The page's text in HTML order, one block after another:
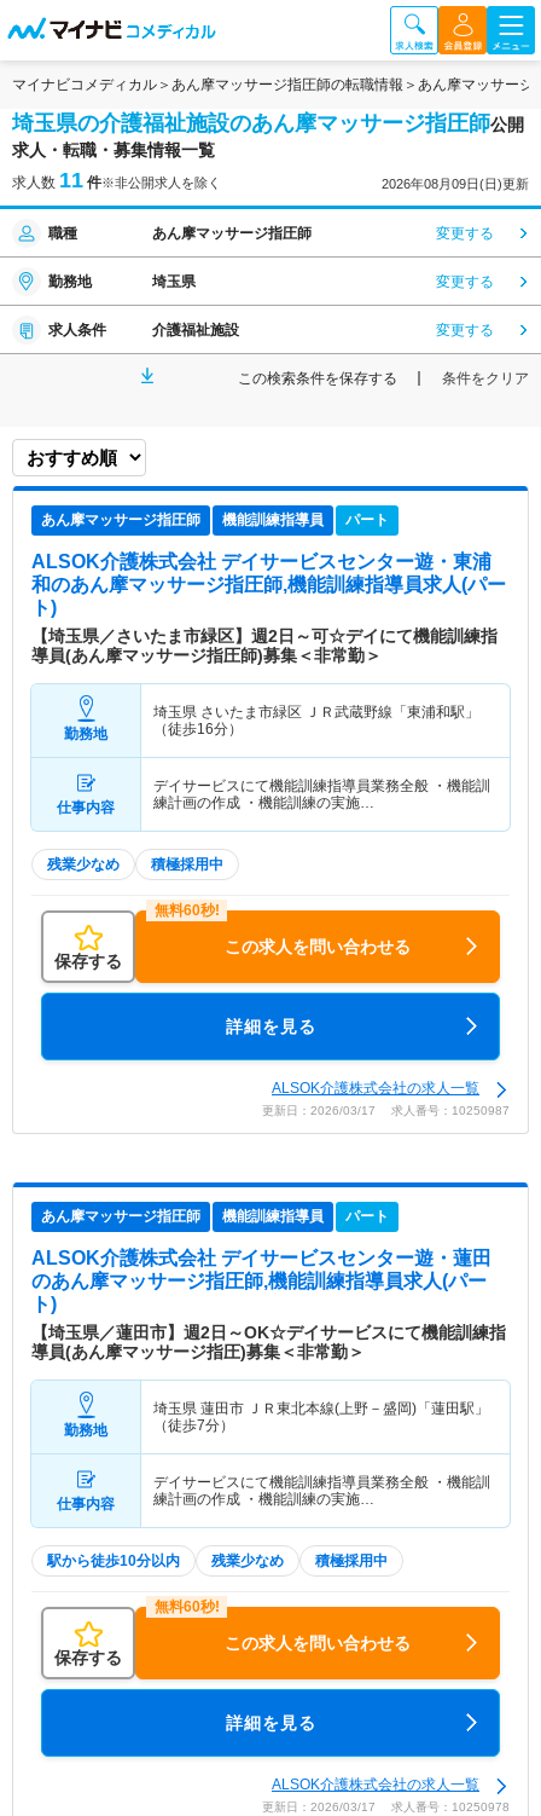
マイナビコメディカル あん摩マッサージ指圧師の転職情報 あん摩マッサージ
埼玉県の介護福祉施設のあん摩マッサージ指圧師公開
求人・転職・募集情報一覧
求人数 11 件※非公開求人を除く 2026年08月09日(日)更新
職種 あん摩マッサージ指圧師 変更する
勤務地 埼玉県 変更する
求人条件 介護福祉施設 変更する
この検索条件を保存する 条件をクリア
あん摩マッサージ指圧師 機能訓練指導員 パート
ALSOK介護株式会社 デイサービスセンター遊・東浦
和のあん摩マッサージ指圧師,機能訓練指導員求人(パー
ト)
【埼玉県／さいたま市緑区】週2日～可☆デイにて機能訓練指
導員(あん摩マッサージ指圧師)募集＜非常勤＞
勤務地
埼玉県 さいたま市緑区 ＪＲ武蔵野線「東浦和駅」
（徒歩16分）
仕事内容
デイサービスにて機能訓練指導員業務全般 ・機能訓
練計画の作成 ・機能訓練の実施…
残業少なめ 積極採用中
保存する
この求人を問い合わせる
詳細を見る
ALSOK介護株式会社の求人一覧
更新日：2026/03/17 求人番号：10250987
あん摩マッサージ指圧師 機能訓練指導員 パート
ALSOK介護株式会社 デイサービスセンター遊・蓮田
のあん摩マッサージ指圧師,機能訓練指導員求人(パー
ト)
【埼玉県／蓮田市】週2日～OK☆デイサービスにて機能訓練指
導員(あん摩マッサージ指圧)募集＜非常勤＞
勤務地
埼玉県 蓮田市 ＪＲ東北本線(上野－盛岡)「蓮田駅」
（徒歩7分）
仕事内容
デイサービスにて機能訓練指導員業務全般 ・機能訓
練計画の作成 ・機能訓練の実施…
駅から徒歩10分以内 残業少なめ 積極採用中
保存する
この求人を問い合わせる
詳細を見る
ALSOK介護株式会社の求人一覧
更新日：2026/03/17 求人番号：10250978